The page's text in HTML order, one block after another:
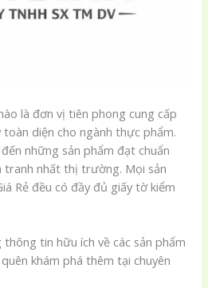
là đơn vị tiên phong cung cấp
diện cho ngành thực phẩm.
những sản phẩm đạt chuẩn
tranh nhất thị trường. Mọi sản
Rẻ đều có đầy đủ giấy tờ kiểm
tin hữu ích về các sản phẩm
khám phá thêm tại chuyên